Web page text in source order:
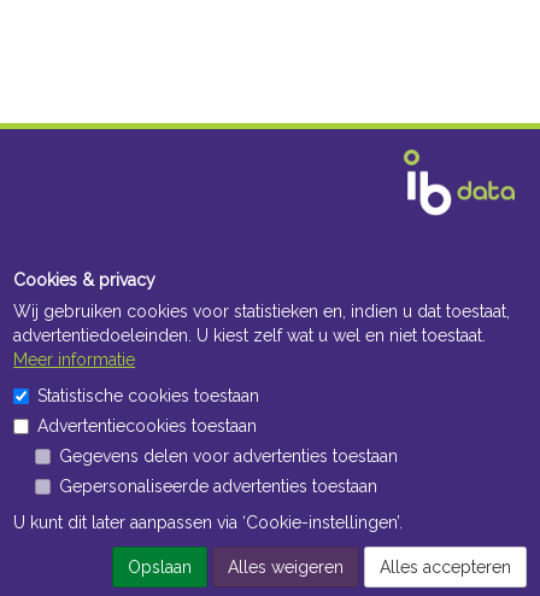
Cookies & privacy
Wij gebruiken cookies voor statistieken en, indien u dat toestaat,
advertentiedoeleinden. U kiest zelf wat u wel en niet toestaat.
Meer informatie
Statistische cookies toestaan
Advertentiecookies toestaan
Gegevens delen voor advertenties toestaan
Gepersonaliseerde advertenties toestaan
U kunt dit later aanpassen via ‘Cookie-instellingen’.
Opslaan Alles weigeren Alles accepteren